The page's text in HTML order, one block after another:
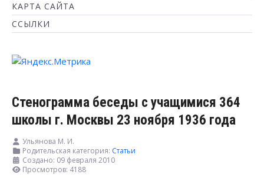
КАРТА САЙТА
ССЫЛКИ
Стенограмма беседы с учащимися 364
школы г. Москвы 23 ноября 1936 года
Ульянова М. И.
Родительская категория: Статьи
Создано: 09 февраля 2010
Просмотров: 4188